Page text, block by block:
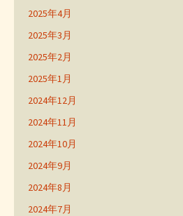
2025年4月
2025年3月
2025年2月
2025年1月
2024年12月
2024年11月
2024年10月
2024年9月
2024年8月
2024年7月